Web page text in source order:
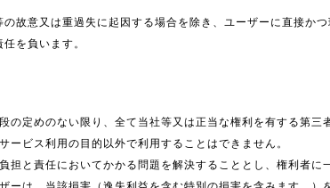
故意又は重過失に起因する場合を除き、ユーザーに直接か
を負います。
定めのない限り、全て当社等又は正当な権利を有する第三
ビス利用の目的以外で利用することはできません。
と責任においてかかる問題を解決することとし、権利者に